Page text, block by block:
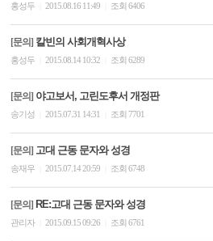
홍성두 2015.08.16 11:49 조회 6406
[문의] 칼빈의 사회개혁사상
홍성두 2015.08.14 10:32 조회 6289
[문의] 야고보서, 고린도후서 개정판
송기성 2015.07.31 14:31 조회 7701
[문의] 고대 근동 문자와 성경
송재우 2015.07.14 20:59 조회 6748
[문의] RE:고대 근동 문자와 성경
관리자 2015.09.15 09:26 조회 6761